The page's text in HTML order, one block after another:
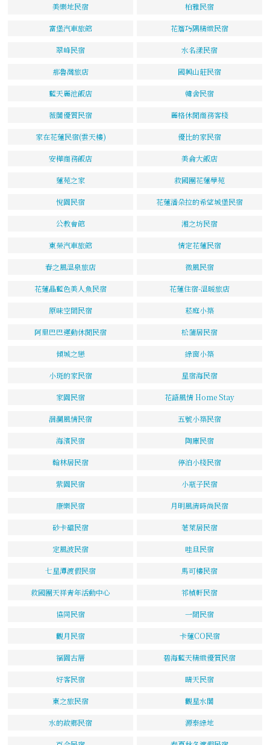
美樂地民宿 柏雅民宿
富堡汽車旅館 花簷巧隅精緻民宿
翠峰民宿 水名漾民宿
那魯灣旅店 國興山莊民宿
藍天麗池飯店 韓舍民宿
薇閣優質民宿 麗格休閒商務客棧
家在花蓮民宿(雲天樓) 優比的家民宿
安樺商務飯店 美侖大飯店
蓮苑之家 救國團花蓮學苑
悅園民宿 花蓮潘朵拉的希望城堡民宿
公教會館 湘之坊民宿
東榮汽車旅館 情定花蓮民宿
春之風溫泉旅店 微風民宿
花蓮晶藍色美人魚民宿 花蓮住宿-溫暖旅店
原味空間民宿 菘庭小築
阿里巴巴運動休閒民宿 松蒲居民宿
傾城之戀 綠窗小築
小斑的家民宿 星宿海民宿
家園民宿 花語風情 Home Stay
洄瀾風情民宿 五號小築民宿
海濱民宿 陶庫民宿
翰林居民宿 停泊小棧民宿
紫園民宿 小瓶子民宿
康樂民宿 月明風清時尚民宿
砂卡礑民宿 荖萊居民宿
定風波民宿 哇旦民宿
七星潭渡假民宿 馬可樓民宿
救國團天祥青年活動中心 祁楨軒民宿
協同民宿 一間民宿
觀月民宿 卡蓮CO民宿
福園古厝 碧海藍天精緻優質民宿
好客民宿 晴天民宿
東之旅民宿 觀星水閣
水的故鄉民宿 源泰綠地